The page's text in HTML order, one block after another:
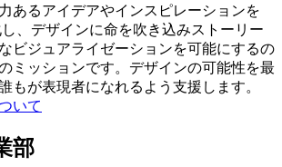
あるアイデアやインスピレーションを
、デザインに命を吹き込みストーリー
ビジュアライゼーションを可能にするの
ミッションです。デザインの可能性を最
もが表現者になれるよう支援します。
いて
部